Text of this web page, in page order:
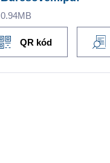
0.94MB
QR kód